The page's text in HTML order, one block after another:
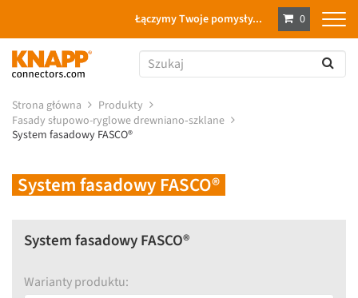
Łączymy Twoje pomysły... 0
Strona główna
Produkty
Fasady słupowo-ryglowe drewniano‑szklane
System fasadowy FASCO®
System fasadowy FASCO®
System fasadowy FASCO®
Warianty produktu: